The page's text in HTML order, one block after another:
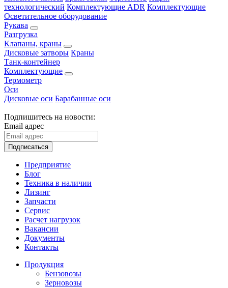
технологический Комплектующие ADR Комплектующие
Осветительное оборудование
Рукава
Разгрузка
Клапаны, краны
Дисковые затворы Краны
Танк-контейнер
Комплектующие
Термометр
Оси
Дисковые оси Барабанные оси
Подпишитесь на новости:
Email адрес
Подписаться
Предприятие
Блог
Техника в наличии
Лизинг
Запчасти
Сервис
Расчет нагрузок
Вакансии
Документы
Контакты
Продукция
Бензовозы
Зерновозы